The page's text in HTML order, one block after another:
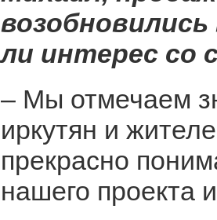
ли интерес со
– Мы отмечаем
иркутян и
прекрасно
нашего проекта